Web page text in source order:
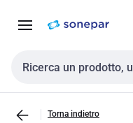
navigazione alla
Cerca input
Torna indietro